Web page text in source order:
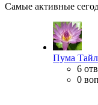
Самые активные
Пума
6
0